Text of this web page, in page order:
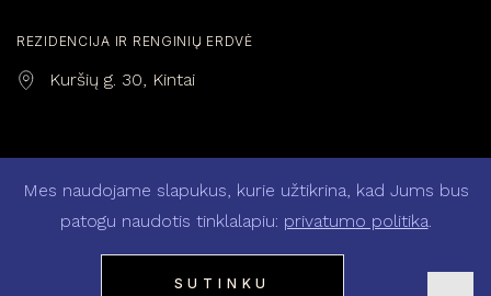
REZIDENCIJA IR RENGINIŲ ERDVĖ
Kuršių g. 30, Kintai
Privatumo politika
Pirkimo – pardavimo taisyklės
© 2026 KintaiArts. Visos teisės saugomos
Debesyla
Mes naudojame slapukus, kurie užtikrina, kad Jums bus
patogu naudotis tinklalapiu: privatumo politika.
SUTINKU